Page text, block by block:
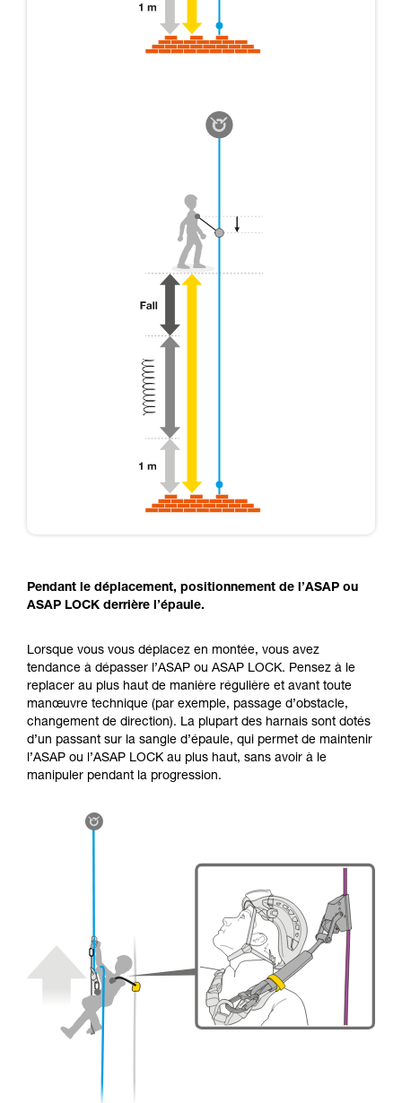
Pendant le déplacement, positionnement de l’ASAP ou
ASAP LOCK derrière l’épaule.
Lorsque vous vous déplacez en montée, vous avez
tendance à dépasser l’ASAP ou ASAP LOCK. Pensez à le
replacer au plus haut de manière régulière et avant toute
manœuvre technique (par exemple, passage d’obstacle,
changement de direction). La plupart des harnais sont dotés
d’un passant sur la sangle d’épaule, qui permet de maintenir
l’ASAP ou l’ASAP LOCK au plus haut, sans avoir à le
manipuler pendant la progression.